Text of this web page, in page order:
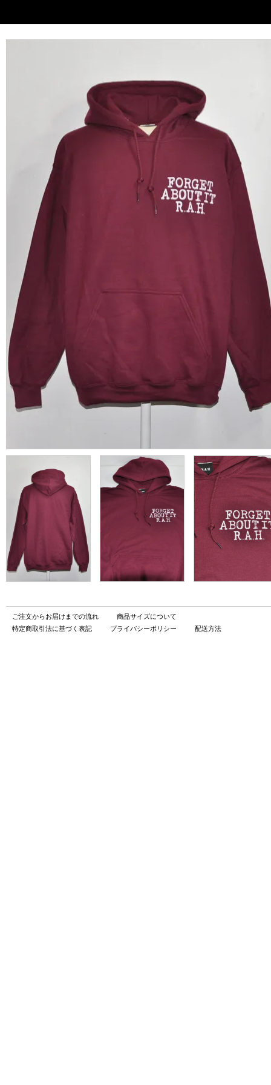
ご注文からお届けまでの流れ
商品サイズについて
特定商取引法に基づく表記
プライバシーポリシー 配送方法